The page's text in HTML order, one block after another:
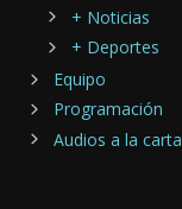
+ Noticias
+ Deportes
Equipo
Programación
Audios a la carta